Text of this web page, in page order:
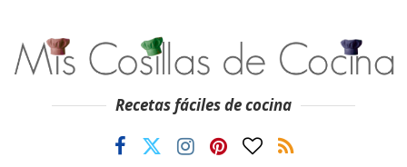
Recetas fáciles de cocina